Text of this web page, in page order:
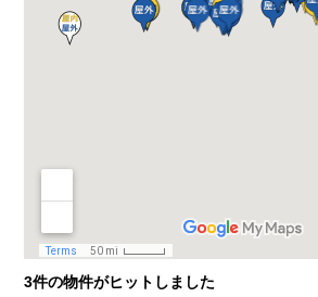
3件の物件がヒットしました